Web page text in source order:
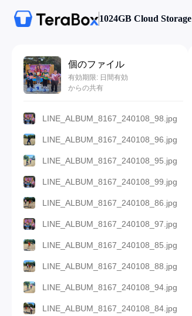
1024GB Cloud Storage
個のファイル
有効期限: 日間有効
からの共有
LINE_ALBUM_8167_240108_98.jpg
LINE_ALBUM_8167_240108_96.jpg
LINE_ALBUM_8167_240108_95.jpg
LINE_ALBUM_8167_240108_99.jpg
LINE_ALBUM_8167_240108_86.jpg
LINE_ALBUM_8167_240108_97.jpg
LINE_ALBUM_8167_240108_85.jpg
LINE_ALBUM_8167_240108_88.jpg
LINE_ALBUM_8167_240108_94.jpg
LINE_ALBUM_8167_240108_84.jpg